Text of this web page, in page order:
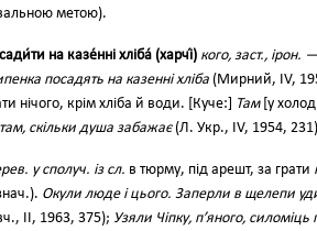
метою).
на казе́нні хліба́ (харчі́) кого, заст., ірон.
посадять на казенні хліба (Мирний, IV,
нічого, крім хліба й води. [Куче:]
Там[у
там, скільки душа забажає(Л. Укр., IV, 1954,
у сполуч. із сл. в тюрму, під арешт, за грати
Окули люде і цього. Заперли в щелепи
II, 1963, 375); Узяли Чіпку, п’яного,